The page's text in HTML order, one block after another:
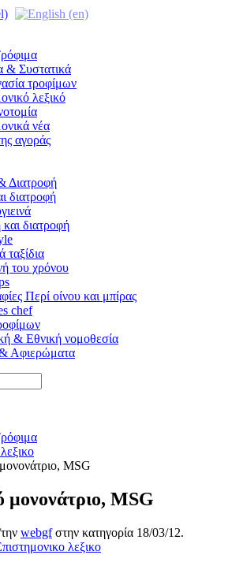
& Συστατικά
τροφίμων
λεξικό
νέα
αγοράς
Διατροφή
διατροφή
διατροφή
ταξίδια
του χρόνου
Περί οίνου και μπίρας
chef
& Εθνική νομοθεσία
Αφιερώματα
MSG
μονονάτριο, MSG
webgfστην κατηγορία 18/03/12.
λεξικο